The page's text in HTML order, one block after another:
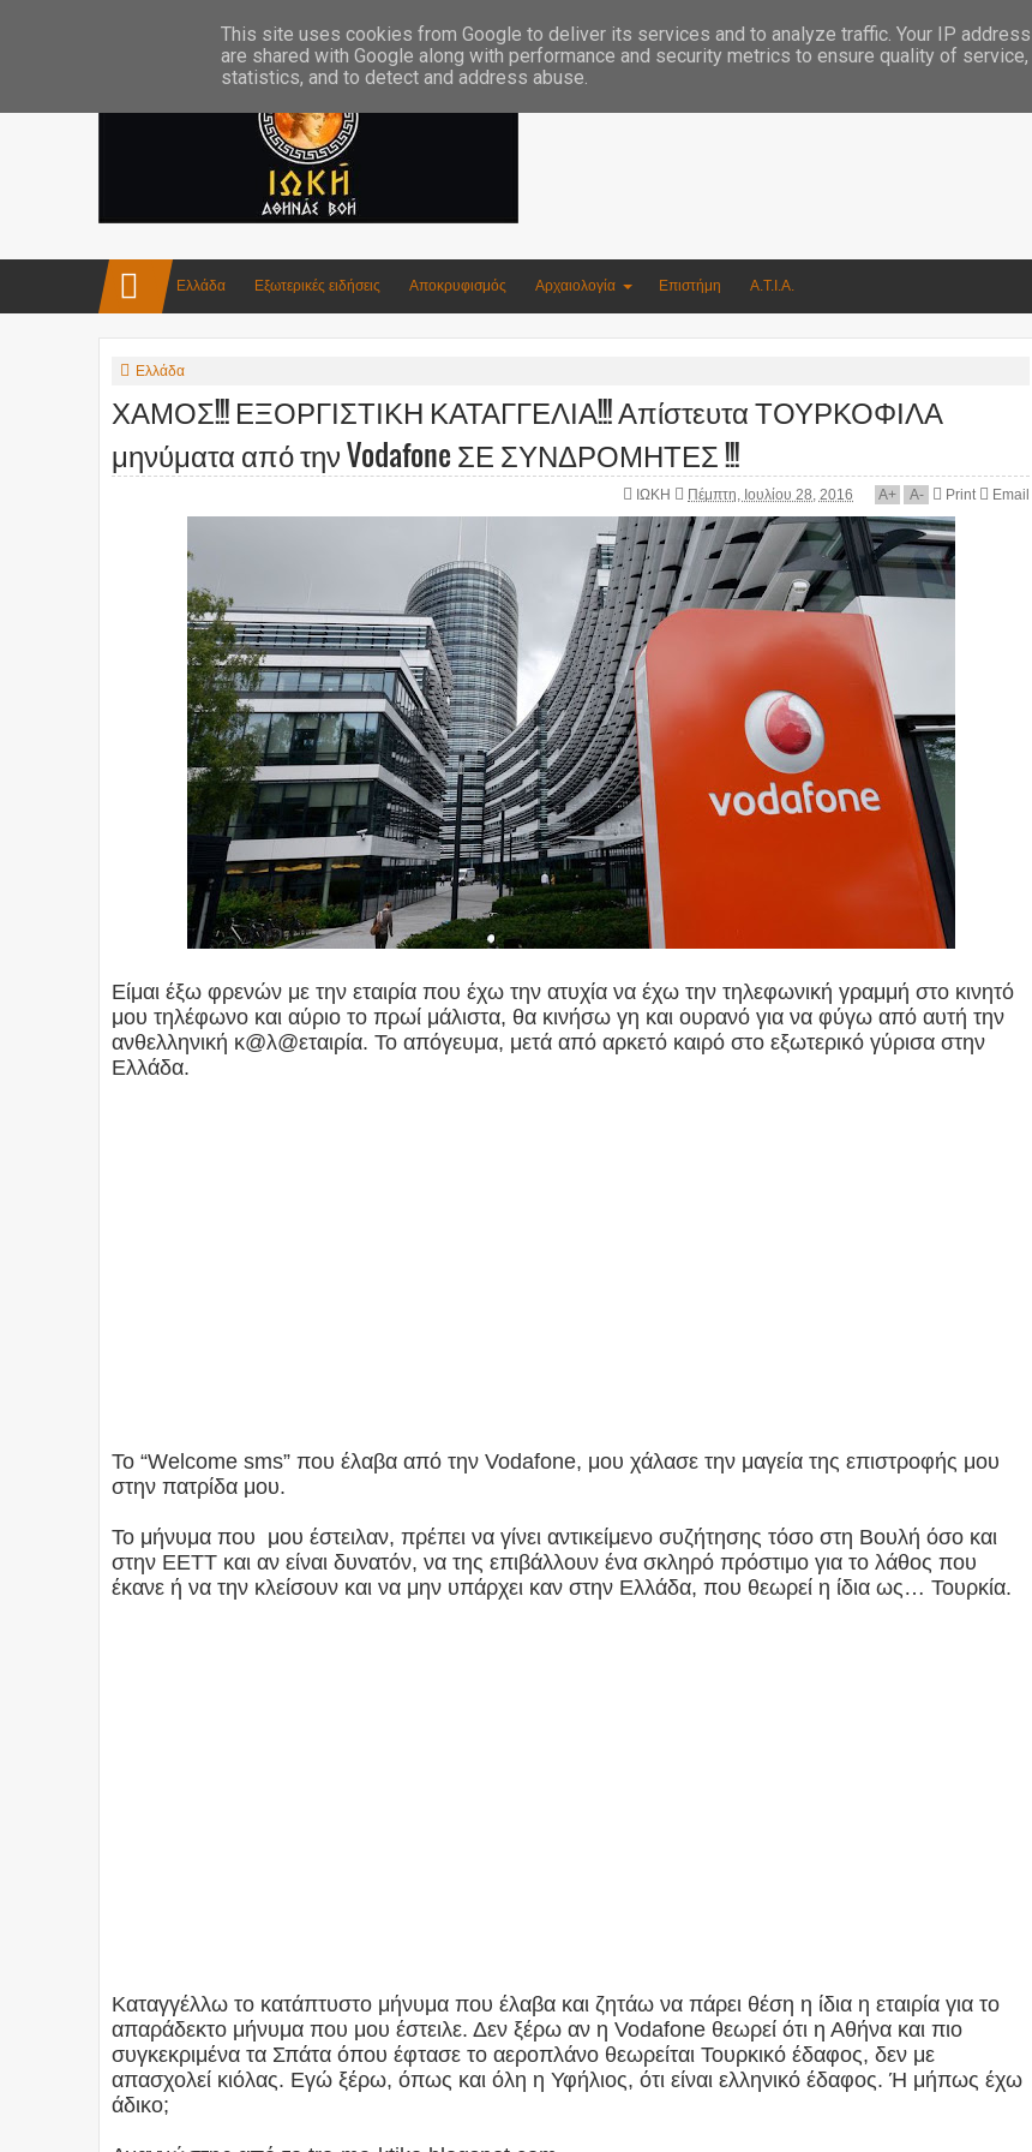
Ελλάδα Εξωτερικές ειδήσεις Αποκρυφισμός Αρχαιολογία Επιστήμη Α.Τ.Ι.Α.
Ελλάδα
ΧΑΜΟΣ!!! ΕΞΟΡΓΙΣΤΙΚΗ ΚΑΤΑΓΓΕΛΙΑ!!! Απίστευτα ΤΟΥΡΚΟΦΙΛΑ
μηνύματα από την Vodafone ΣΕ ΣΥΝΔΡΟΜΗΤΕΣ !!!
ΙΩΚΗ Πέμπτη, Ιουλίου 28, 2016 A+ A- Print Email
Είμαι έξω φρενών με την εταιρία που έχω την ατυχία να έχω την τηλεφωνική γραμμή στο κινητό
μου τηλέφωνο και αύριο το πρωί μάλιστα, θα κινήσω γη και ουρανό για να φύγω από αυτή την
ανθελληνική κ@λ@εταιρία. Το απόγευμα, μετά από αρκετό καιρό στο εξωτερικό γύρισα στην
Ελλάδα.
Το “Welcome sms” που έλαβα από την Vodafone, μου χάλασε την μαγεία της επιστροφής μου
στην πατρίδα μου.
Το μήνυμα που μου έστειλαν, πρέπει να γίνει αντικείμενο συζήτησης τόσο στη Βουλή όσο και
στην ΕΕΤΤ και αν είναι δυνατόν, να της επιβάλλουν ένα σκληρό πρόστιμο για το λάθος που
έκανε ή να την κλείσουν και να μην υπάρχει καν στην Ελλάδα, που θεωρεί η ίδια ως… Τουρκία.
Καταγγέλλω το κατάπτυστο μήνυμα που έλαβα και ζητάω να πάρει θέση η ίδια η εταιρία για το
απαράδεκτο μήνυμα που μου έστειλε. Δεν ξέρω αν η Vodafone θεωρεί ότι η Αθήνα και πιο
συγκεκριμένα τα Σπάτα όπου έφτασε το αεροπλάνο θεωρείται Τουρκικό έδαφος, δεν με
απασχολεί κιόλας. Εγώ ξέρω, όπως και όλη η Υφήλιος, ότι είναι ελληνικό έδαφος. Ή μήπως έχω
άδικο;
This site uses cookies from Google to deliver its services and to analyze traffic. Your IP
are shared with Google along with performance and security metrics to ensure quality of
statistics, and to detect and address abuse.